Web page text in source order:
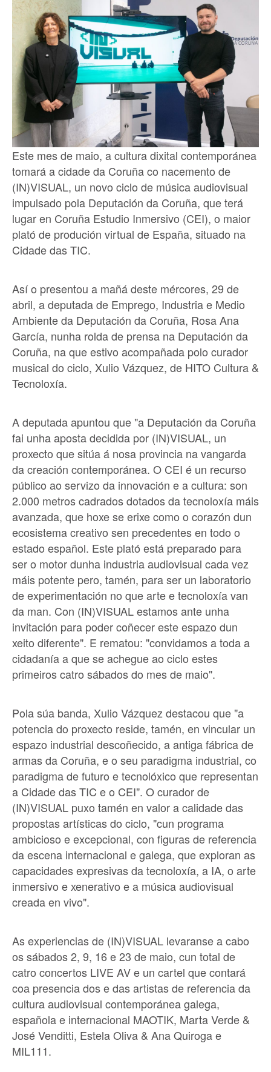
Este mes de maio, a cultura dixital contemporánea
tomará a cidade da Coruña co nacemento de
(IN)VISUAL, un novo ciclo de música audiovisual
impulsado pola Deputación da Coruña, que terá
lugar en Coruña Estudio Inmersivo (CEI), o maior
plató de produción virtual de España, situado na
Cidade das TIC.
Así o presentou a mañá deste mércores, 29 de
abril, a deputada de Emprego, Industria e Medio
Ambiente da Deputación da Coruña, Rosa Ana
García, nunha rolda de prensa na Deputación da
Coruña, na que estivo acompañada polo curador
musical do ciclo, Xulio Vázquez, de HITO Cultura &
Tecnoloxía.
A deputada apuntou que "a Deputación da Coruña
fai unha aposta decidida por (IN)VISUAL, un
proxecto que sitúa á nosa provincia na vangarda
da creación contemporánea. O CEI é un recurso
público ao servizo da innovación e a cultura: son
2.000 metros cadrados dotados da tecnoloxía máis
avanzada, que hoxe se erixe como o corazón dun
ecosistema creativo sen precedentes en todo o
estado español. Este plató está preparado para
ser o motor dunha industria audiovisual cada vez
máis potente pero, tamén, para ser un laboratorio
de experimentación no que arte e tecnoloxía van
da man. Con (IN)VISUAL estamos ante unha
invitación para poder coñecer este espazo dun
xeito diferente". E rematou: "convidamos a toda a
cidadanía a que se achegue ao ciclo estes
primeiros catro sábados do mes de maio".
Pola súa banda, Xulio Vázquez destacou que "a
potencia do proxecto reside, tamén, en vincular un
espazo industrial descoñecido, a antiga fábrica de
armas da Coruña, e o seu paradigma industrial, co
paradigma de futuro e tecnolóxico que representan
a Cidade das TIC e o CEI". O curador de
(IN)VISUAL puxo tamén en valor a calidade das
propostas artísticas do ciclo, "cun programa
ambicioso e excepcional, con figuras de referencia
da escena internacional e galega, que exploran as
capacidades expresivas da tecnoloxía, a IA, o arte
inmersivo e xenerativo e a música audiovisual
creada en vivo".
As experiencias de (IN)VISUAL levaranse a cabo
os sábados 2, 9, 16 e 23 de maio, cun total de
catro concertos LIVE AV e un cartel que contará
coa presencia dos e das artistas de referencia da
cultura audiovisual contemporánea galega,
española e internacional MAOTIK, Marta Verde &
José Venditti, Estela Oliva & Ana Quiroga e
MIL111.